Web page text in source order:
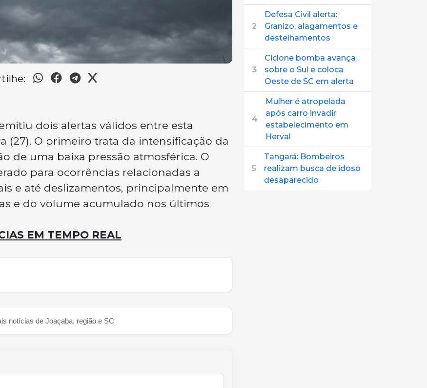
dois alertas válidos entre esta
(27). O primeiro trata da intensificação da
de uma baixa pressão atmosférica. O
para ocorrências relacionadas a
e até deslizamentos, principalmente em
e do volume acumulado nos últimos
EM TEMPO REAL
notícias de Joaçaba, região e SC
2
Defesa Civil alerta:
Granizo, alagamentos e
destelhamentos
3
Ciclone bomba avança
sobre o Sul e coloca
Oeste de SC em alerta
4
Mulher é atropelada
após carro invadir
estabelecimento em
Herval
5
Tangará: Bombeiros
realizam busca de idoso
desaparecido